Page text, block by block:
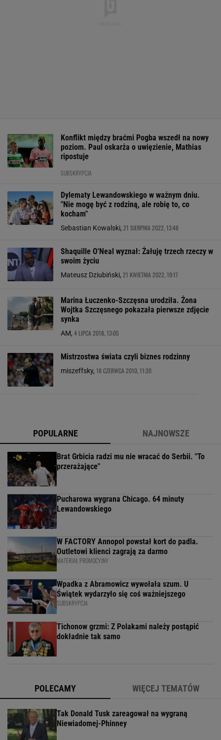
Konflikt między braćmi Pogba wszedł na nowy
poziom. Paul oskarża o uwięzienie, Mathias
ripostuje
SUBSKRYPCJA
Dylematy Lewandowskiego w ważnym dniu.
"Nie mogę być z rodziną, ale robię to, co
kocham"
Sebastian Kowalski, 21 SIERPNIA 2022, 13:48
Shaquille O'Neal wyznał: Żałuję trzech rzeczy w
swoim życiu
Mateusz Dziubiński, 21 KWIETNIA 2022, 19:17
Marina Łuczenko-Szczęsna urodziła. Żona
Wojtka Szczęsnego pokazała pierwsze zdjęcie
synka
AM, 4 LIPCA 2018, 13:05
Mistrzostwa świata czyli biznes rodzinny
miszeffsky, 18 CZERWCA 2010, 11:30
POPULARNE NAJNOWSZE
Brat Grbicia radzi mu nie wracać do Serbii. "To
przerażające"
Pucharowa wygrana Chicago. 64 minuty
Lewandowskiego
W FACTORY Annopol powstał kort do padla.
Outletowi klienci zagrają za darmo
MATERIAŁ PROMOCYJNY
Wpadka z Abramowicz wywołała szum. U
Świątek wydarzyło się coś ważniejszego
SUBSKRYPCJA
Tichonow grzmi: Z Polakami należy postąpić
dokładnie tak samo
POLECAMY WIĘCEJ TEMATÓW
Tak Donald Tusk zareagował na wygraną
Niewiadomej-Phinney